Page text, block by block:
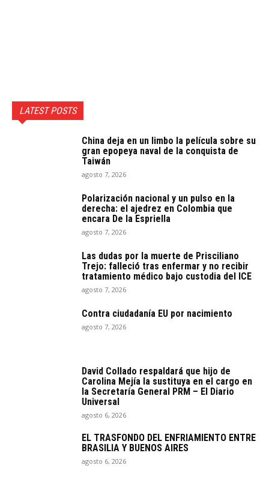
LATEST POSTS
China deja en un limbo la película sobre su
gran epopeya naval de la conquista de
Taiwán
agosto 7, 2026
Polarización nacional y un pulso en la
derecha: el ajedrez en Colombia que
encara De la Espriella
agosto 7, 2026
Las dudas por la muerte de Prisciliano
Trejo: falleció tras enfermar y no recibir
tratamiento médico bajo custodia del ICE
agosto 7, 2026
Contra ciudadanía EU por nacimiento
agosto 7, 2026
David Collado respaldará que hijo de
Carolina Mejía la sustituya en el cargo en
la Secretaría General PRM – El Diario
Universal
agosto 6, 2026
EL TRASFONDO DEL ENFRIAMIENTO ENTRE
BRASILIA Y BUENOS AIRES
agosto 6, 2026